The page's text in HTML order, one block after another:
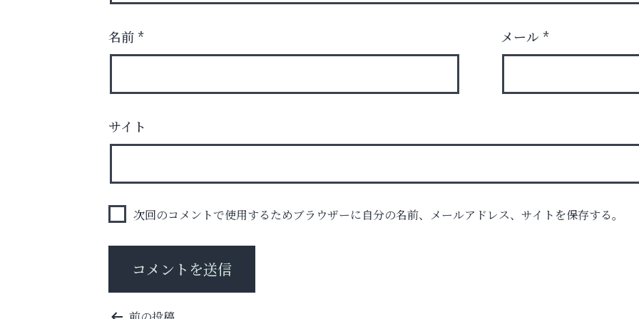
学び方が変われば、成績は変わる。
南芦屋浜皮膚科クリニック
名前 * メール *
サイト
次回のコメントで使用するためブラウザーに自分の名前、メールアドレス、サイトを保存する。